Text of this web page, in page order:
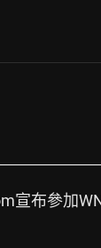
宣布參加